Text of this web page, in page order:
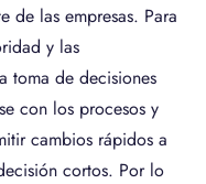
de las empresas. Para
y las
toma de decisiones
con los procesos y
cambios rápidos a
cortos. Por lo